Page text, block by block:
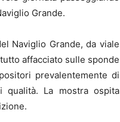
Grande.
Naviglio Grande, da viale
affacciato sulle sponde
prevalentemente di
La mostra ospita